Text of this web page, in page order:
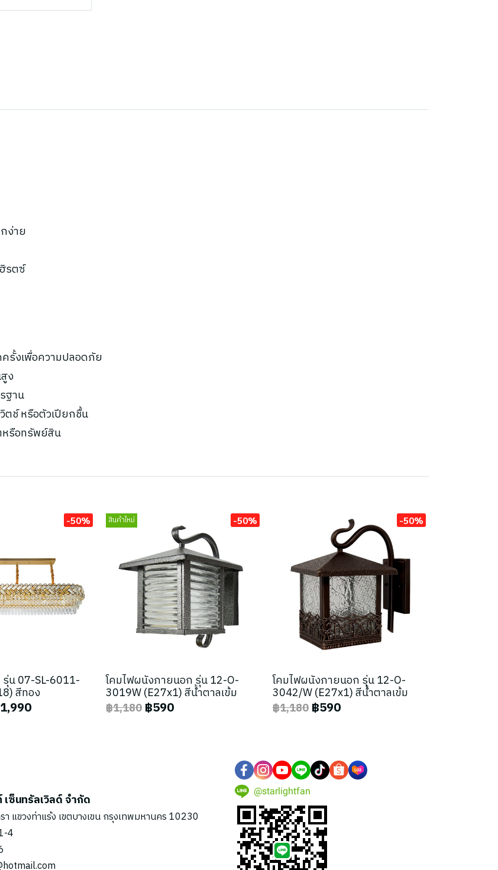
ง่าย
รตซ์
รั้งเพื่อความปลอดภัย
ง
ฐาน
ช์ หรือตัวเปียกชื้น
รือทรัพย์สิน
-50%
น 07-SL-6011-
สีทอง
สินค้าใหม่ -50%
โคมไฟผนังภายนอก รุ่น 12-O-
3019W (E27x1) สีน้ำตาลเข้ม
฿1,180 ฿590
-50%
โคมไฟผนังภายนอก รุ่น 12-O-
3042/W (E27x1) สีน้ำตาลเข้ม
฿1,180 ฿590
ซ็นทรัลเวิลด์ จำกัด
แขวงท่าแร้ง เขตบางเขน กรุงเทพมหานคร 10230
-4
@starlightfan